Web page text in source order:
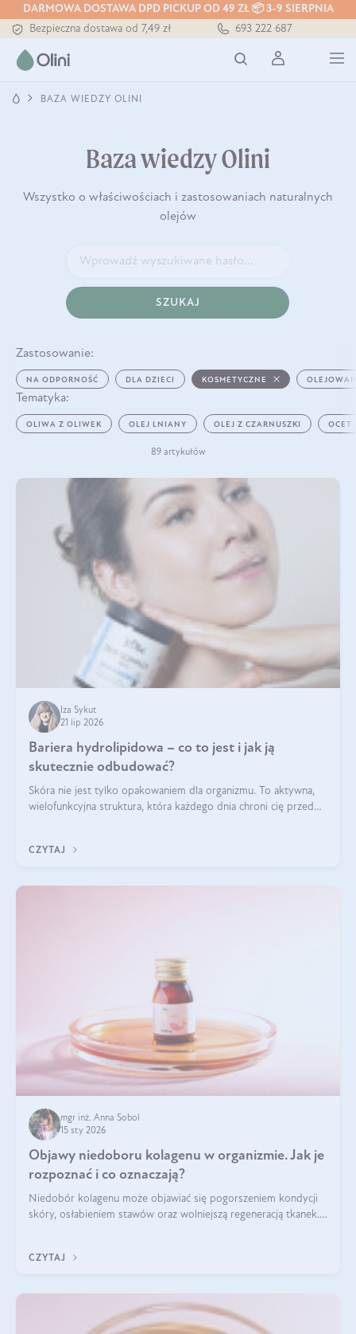
DARMOWA DOSTAWA DPD PICKUP OD 49 ZŁ 📦 3-9 SIERPNIA
Bezpieczna dostawa od 7,49 zł
Darmowa dostawa od 199 zł
Tłoczony zawsze na zimno
693 222 687
BAZA WIEDZY OLINI
Baza wiedzy Olini
Wszystko o właściwościach i zastosowaniach naturalnych
olejów
SZUKAJ
Zastosowanie:
NA ODPORNOŚĆ DLA DZIECI KOSMETYCZNE
Tematyka:
OLIWA Z OLIWEK OLEJ LNIANY OLEJ Z CZARNUSZKI OCET
89 artykułów
Iza Sykut
21 lip 2026
Bariera hydrolipidowa – co to jest i jak ją
skutecznie odbudować?
Skóra nie jest tylko opakowaniem dla organizmu. To aktywna,
wielofunkcyjna struktura, która każdego dnia chroni cię przed
bariera hydrolipidowa.
CZYTAJ
mgr inż. Anna Sobol
15 sty 2026
Objawy niedoboru kolagenu w organizmie. Jak je
rozpoznać i co oznaczają?
Niedobór kolagenu może objawiać się pogorszeniem kondycji
skóry, osłabieniem stawów oraz wolniejszą regeneracją tkanek.
osłabienie włosów.
CZYTAJ